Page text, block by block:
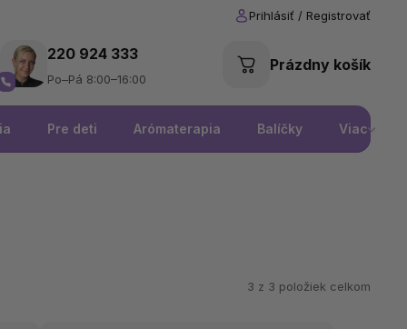
Prázdny košík
220 924 333
Po–Pá 8:00–16:00
Pre deti Arómaterapia Balíčky Viac
3 z 3 položiek celkom